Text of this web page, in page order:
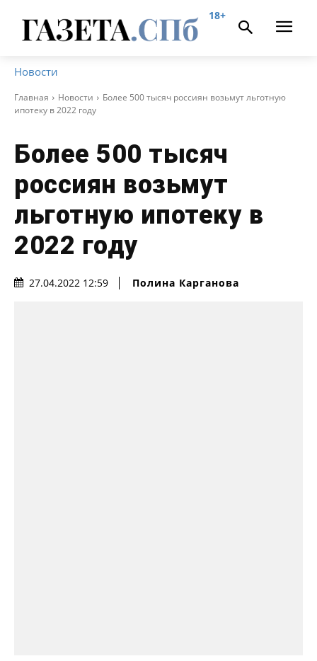
18+
Новости
Главная Новости
Более 500 тысяч россиян возьмут льготную
ипотеку в 2022 году
Более 500 тысяч
россиян возьмут
льготную ипотеку в
2022 году
27.04.2022 12:59 Полина Карганова